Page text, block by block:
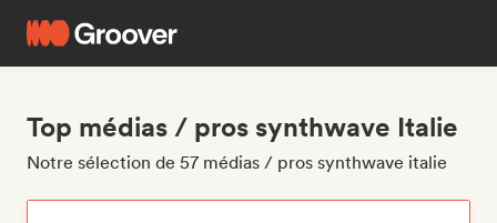
Top médias / pros synthwave Italie
Notre sélection de 57 médias / pros synthwave italie